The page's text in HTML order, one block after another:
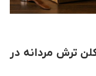
ترش مردانه در